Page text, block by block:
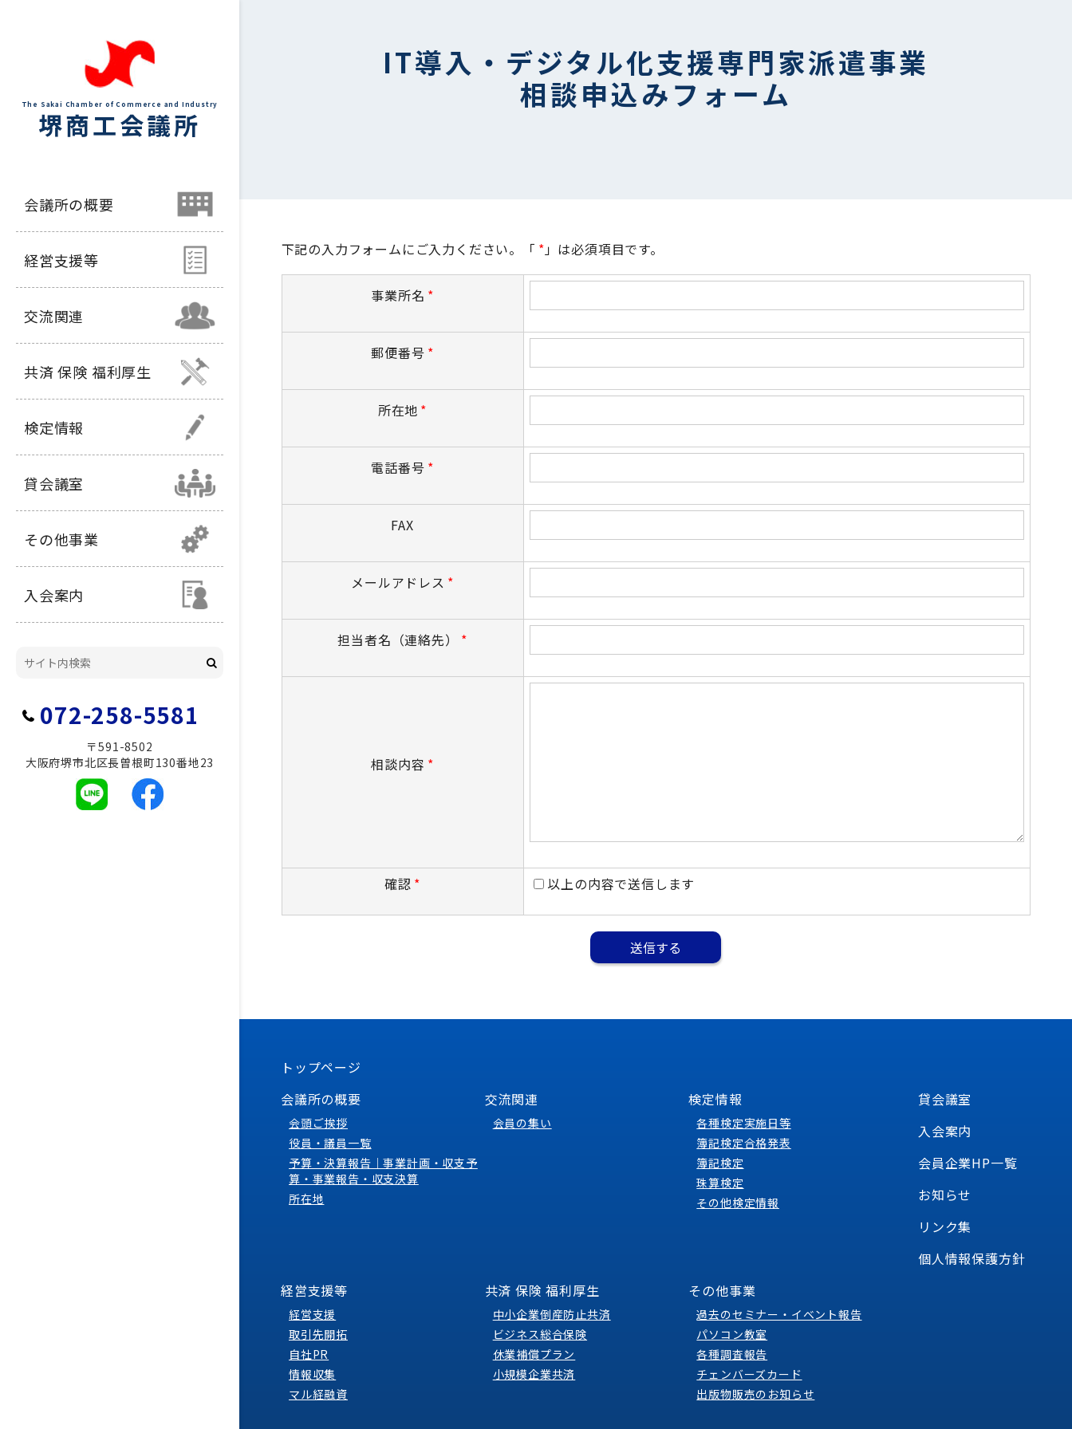
The Sakai Chamber of Commerce and Industry
堺商工会議所
会議所の概要
経営支援等
交流関連
共済 保険 福利厚生
検定情報
貸会議室
その他事業
入会案内
072-258-5581
〒591-8502
大阪府堺市北区長曽根町130番地23
IT導入・デジタル化支援専門家派遣事業
相談申込みフォーム
下記の入力フォームにご入力ください。 「 *」は必須項目です。
事業所名 *
郵便番号 *
所在地 *
電話番号 *
FAX
メールアドレス *
担当者名（連絡先） *
相談内容 *
確認 * 以上の内容で送信します
トップページ
会議所の概要
会頭ご挨拶
役員・議員一覧
予算・決算報告｜事業計画・収支予
算・事業報告・収支決算
所在地
交流関連
会員の集い
検定情報
各種検定実施日等
簿記検定合格発表
簿記検定
珠算検定
その他検定情報
貸会議室
入会案内
会員企業HP一覧
お知らせ
リンク集
個人情報保護方針
経営支援等
経営支援
取引先開拓
自社PR
情報収集
マル経融資
共済 保険 福利厚生
中小企業倒産防止共済
ビジネス総合保険
休業補償プラン
小規模企業共済
その他事業
過去のセミナー・イベント報告
パソコン教室
各種調査報告
チェンバーズカード
出版物販売のお知らせ